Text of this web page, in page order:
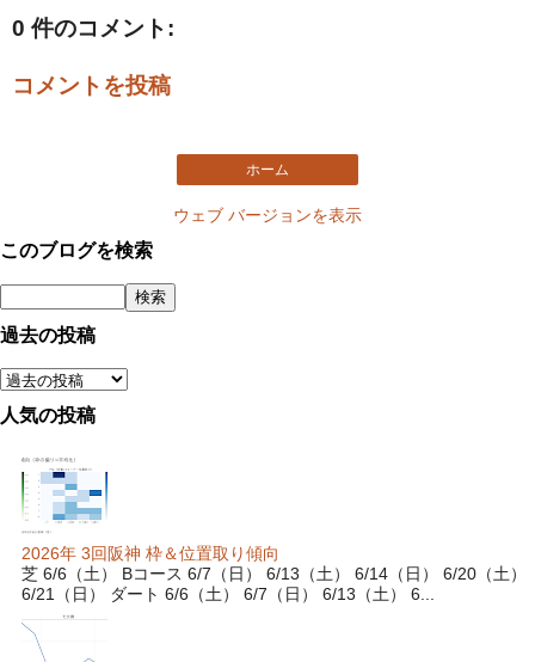
0 件のコメント:
コメントを投稿
ホーム
ウェブ バージョンを表示
このブログを検索
過去の投稿
人気の投稿
2026年 3回阪神 枠＆位置取り傾向
芝 6/6（土） Bコース 6/7（日） 6/13（土） 6/14（日） 6/20（土）
6/21（日） ダート 6/6（土） 6/7（日） 6/13（土） 6...